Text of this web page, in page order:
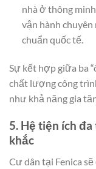
nhà ở thông
vận hành
chuẩn quốc tế.
Sự kết hợp giữa ba
chất lượng công
như khả năng gia
5. Hệ tiện ích
khắc
Cư dân tại Fenica